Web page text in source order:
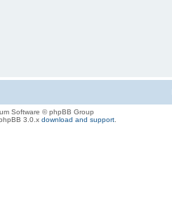
Software © phpBB Group
3.0.x download and support.